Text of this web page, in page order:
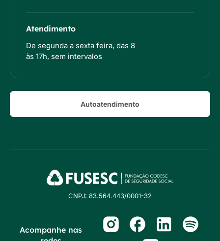
Atendimento
De segunda a sexta feira, das 8
às 17h, sem intervalos
Autoatendimento
CNPJ: 83.564.443/0001-32
Acompanhe nas